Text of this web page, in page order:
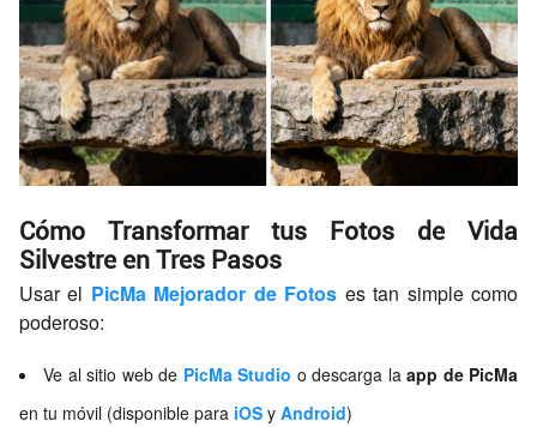
Cómo Transformar tus Fotos de Vida
Silvestre en Tres Pasos
Usar el PicMa Mejorador de Fotos es tan simple como
poderoso:
Ve al sitio web de PicMa Studio o descarga laapp de PicMa
en tu móvil (disponible para iOS y Android)